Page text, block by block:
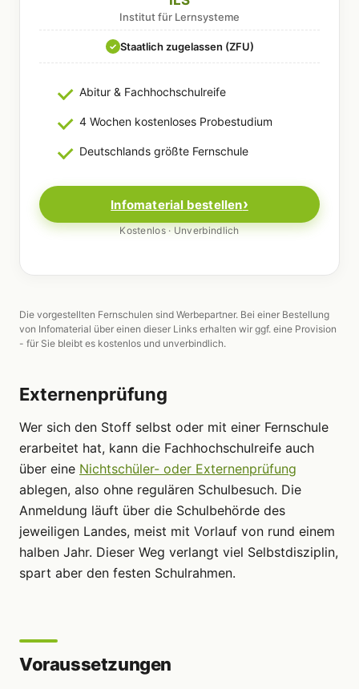
Institut für Lernsysteme
✓ Staatlich zugelassen (ZFU)
Abitur & Fachhochschulreife
4 Wochen kostenloses Probestudium
Deutschlands größte Fernschule
Infomaterial bestellen
Kostenlos · Unverbindlich
Die vorgestellten Fernschulen sind Werbepartner. Bei einer Bestellung
von Infomaterial über einen dieser Links erhalten wir ggf. eine Provision
- für Sie bleibt es kostenlos und unverbindlich.
Externenprüfung
Wer sich den Stoff selbst oder mit einer Fernschule
erarbeitet hat, kann die Fachhochschulreife auch
über eine Nichtschüler- oder Externenprüfung
ablegen, also ohne regulären Schulbesuch. Die
Anmeldung läuft über die Schulbehörde des
jeweiligen Landes, meist mit Vorlauf von rund einem
halben Jahr. Dieser Weg verlangt viel Selbstdisziplin,
spart aber den festen Schulrahmen.
Voraussetzungen